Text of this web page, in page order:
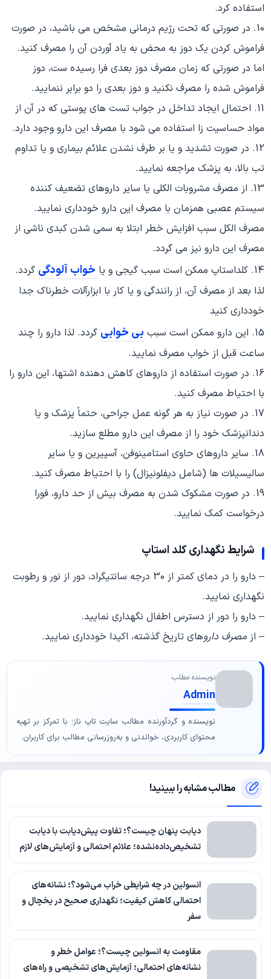
استفاده کرد.
10. در صورتی که تحت رژیم درمانی مشخص می باشید، در صورت
فراموش کردن یک دوز به محض به یاد آوردن آن را مصرف کنید.
اما در صورتی که زمان مصرف دوز بعدی فرا رسیده ست، دوز
فراموش شده را مصرف نکنید و دوز بعدی را دو برابر ننمایید.
11. احتمال ایجاد تداخل در جواب تست های پوستی که در آن از
مواد حساسیت زا استفاده می شود با مصرف این دارو وجود دارد.
12. در صورت تشدید و یا بر طرف نشدن علائم بیماری و یا تداوم
تب بالا، به پزشک مراجعه نمایید.
13. از مصرف مشروبات الکلی یا سایر داروهای تضعیف کننده
سیستم عصبی همزمان با مصرف این دارو خودداری نمایید.
مصرف الکل سبب افزایش خطر ابتلا به سمی شدن کبدی ناشی از
مصرف این دارو نیز می گردد.
14. کلداستاپ ممکن است سبب گیجی و یا
خواب آلودگی گردد.
لذا بعد از مصرف آن، از رانندگی و یا کار با ابزارآلات خطرناک جدا
خودداری کنید
15. این دارو ممکن است سبب
بی خوابی گردد. لذا دارو را چند
ساعت قبل از خواب مصرف نمایید.
16. در صورت استفاده از داروهای کاهش دهنده اشتها، این دارو را
با احتیاط مصرف کنید.
17. در صورت نیاز به هر گونه عمل جراحی، حتماً پزشک و یا
دندانپزشک خود را از مصرف این دارو مطلع سازید.
18. سایر داروهای حاوی استامینوفن، آسپیرین و یا سایر
سالیسیلات ها (شامل دیفلونیزال) را با احتیاط مصرف کنید.
19. در صورت مشکوک شدن به مصرف بیش از حد دارو، فورا
درخواست کمک نمایید.
شرایط نگهداری کلد استاپ
– دارو را در دمای کمتر از 30 درجه سانتیگراد، دور از نور و رطوبت
نگهداری نمایید.
– دارو را دور از دسترس اطفال نگهداری نمایید.
– ازمصرف داروهای تاریخ گذشته، اکیدا خودداری نمایید.
نویسنده مطلب
Admin
نویسنده و گردآورنده مطالب سایت تاپ ناز؛ با تمرکز بر تهیه
محتوای کاربردی، خواندنی و به‌روزرسانی مطالب برای کاربران.
مطالب مشابه را ببینید!
دیابت پنهان چیست؟؛ تفاوت پیش‌دیابت با دیابت
تشخیص‌داده‌نشده؛ علائم احتمالی و آزمایش‌های لازم
انسولین در چه شرایطی خراب می‌شود؟؛ نشانه‌های
احتمالی کاهش کیفیت؛ نگهداری صحیح در یخچال و
سفر
مقاومت به انسولین چیست؟؛ عوامل خطر و
نشانه‌های احتمالی؛ آزمایش‌های تشخیصی و راه‌های